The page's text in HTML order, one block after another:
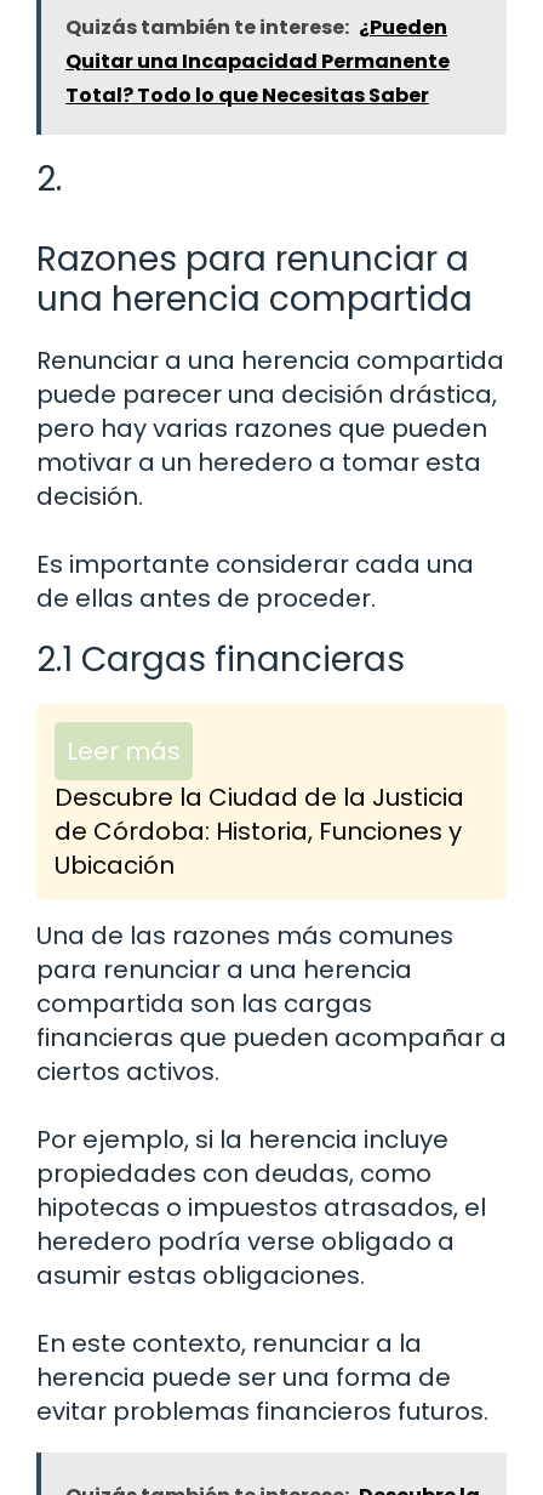
Quizás también te interese: ¿Pueden
Quitar una Incapacidad Permanente
Total? Todo lo que Necesitas Saber
2.
Razones para renunciar a
una herencia compartida
Renunciar a una herencia compartida
puede parecer una decisión drástica,
pero hay varias razones que pueden
motivar a un heredero a tomar esta
decisión.
Es importante considerar cada una
de ellas antes de proceder.
2.1 Cargas financieras
Leer más
Descubre la Ciudad de la Justicia
de Córdoba: Historia, Funciones y
Ubicación
Una de las razones más comunes
para renunciar a una herencia
compartida son las cargas
financieras que pueden acompañar a
ciertos activos.
Por ejemplo, si la herencia incluye
propiedades con deudas, como
hipotecas o impuestos atrasados, el
heredero podría verse obligado a
asumir estas obligaciones.
En este contexto, renunciar a la
herencia puede ser una forma de
evitar problemas financieros futuros.